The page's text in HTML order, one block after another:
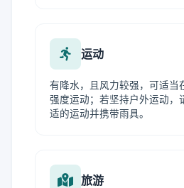
运动
有降水，且风力较强，可适当
强度运动；若坚持户外运动，
适的运动并携带雨具。
旅游